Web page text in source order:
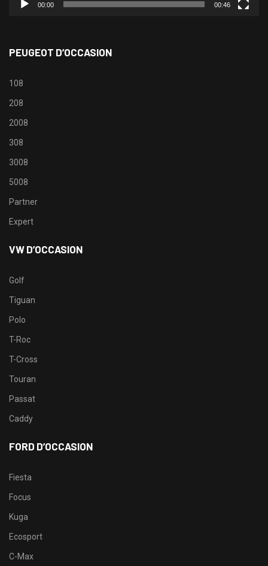
00:00 00:46
PEUGEOT D’OCCASION
108
208
2008
308
3008
5008
Partner
Expert
VW D’OCCASION
Golf
Tiguan
Polo
T-Roc
T-Cross
Touran
Passat
Caddy
FORD D’OCCASION
Fiesta
Focus
Kuga
Ecosport
C-Max